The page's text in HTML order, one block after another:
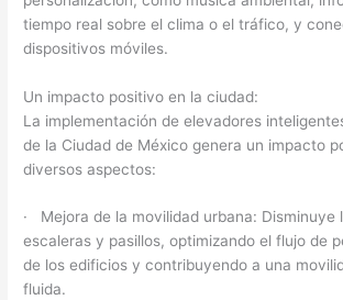
tiempo real sobre el clima o el tráfico, y
dispositivos móviles.
Un impacto positivo en la ciudad:
La implementación de elevadores
de la Ciudad de México genera un impacto
diversos aspectos:
· Mejora de la movilidad urbana: Disminuye
escaleras y pasillos, optimizando el flujo de
de los edificios y contribuyendo a una
fluida.